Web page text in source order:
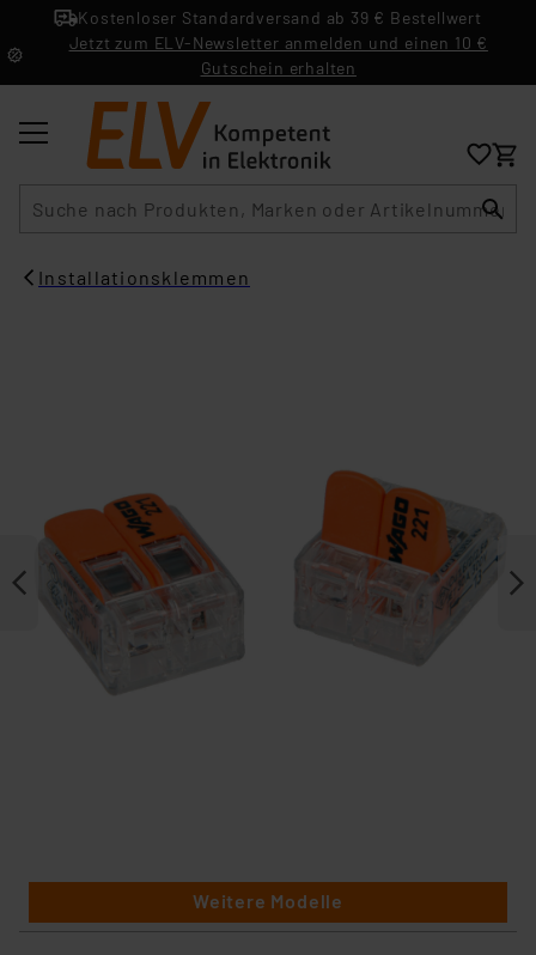
Kostenloser Standardversand ab 39 € Bestellwert
Jetzt zum ELV-Newsletter anmelden und einen 10 €
Gutschein erhalten
Installationsklemmen
Weitere Modelle